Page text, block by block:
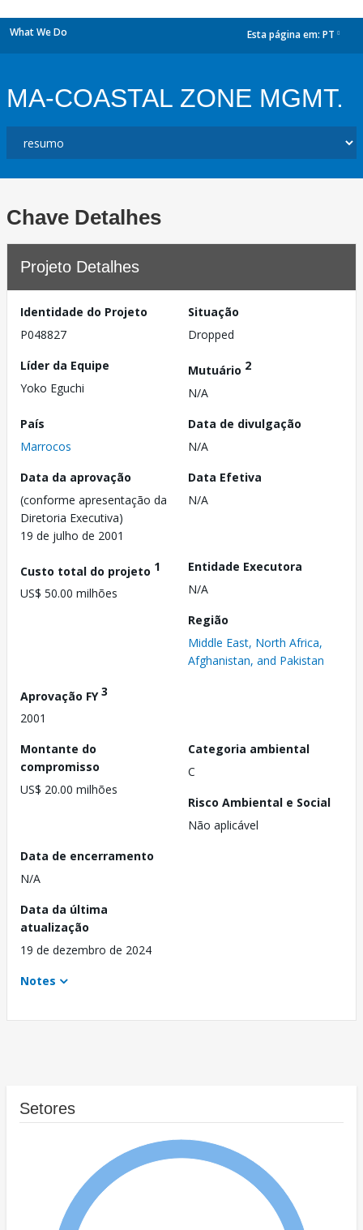
What We Do Esta página em: PT
MA-COASTAL ZONE MGMT.
Chave Detalhes
Projeto Detalhes
Identidade do Projeto
P048827
Situação
Dropped
Líder da Equipe
Yoko Eguchi
Mutuário 2
N/A
País
Marrocos
Data de divulgação
N/A
Data da aprovação
(conforme apresentação da
Diretoria Executiva)
19 de julho de 2001
Data Efetiva
N/A
Custo total do projeto 1
US$ 50.00 milhões
Entidade Executora
N/A
Região
Middle East, North Africa,
Afghanistan, and Pakistan
Aprovação FY3
2001
Montante do
compromisso
US$ 20.00 milhões
Categoria ambiental
C
Risco Ambiental e Social
Não aplicável
Data de encerramento
N/A
Data da última
atualização
19 de dezembro de 2024
Notes
Setores